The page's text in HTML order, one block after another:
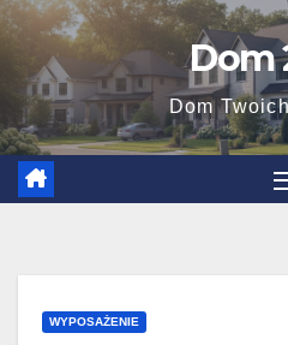
Skip
content
Dom
Dom
WYPOSAŻENIE